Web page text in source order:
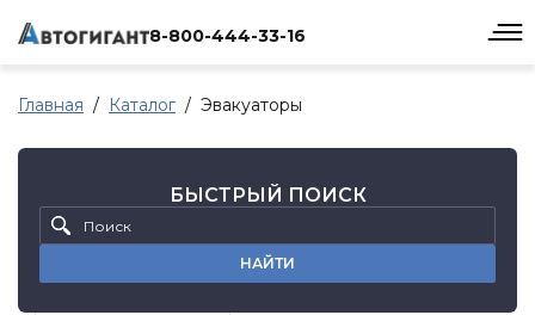
8-800-444-33-16
Главная Каталог Эвакуаторы
БЫСТРЫЙ ПОИСК
НАЙТИ